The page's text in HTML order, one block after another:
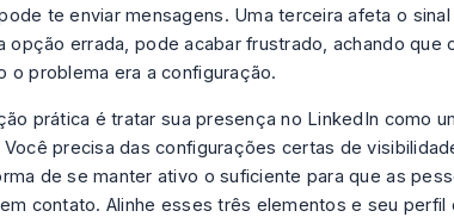
te enviar mensagens. Uma terceira afeta o
opção errada, pode acabar frustrado, achando que
o problema era a configuração.
prática é tratar sua presença no LinkedIn como
precisa das configurações certas de
de se manter ativo o suficiente para que as
contato. Alinhe esses três elementos e seu perfil